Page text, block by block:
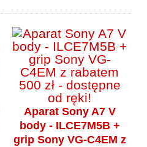
Aparat Sony A7 V
body - ILCE7M5B +
grip Sony VG-C4EM z